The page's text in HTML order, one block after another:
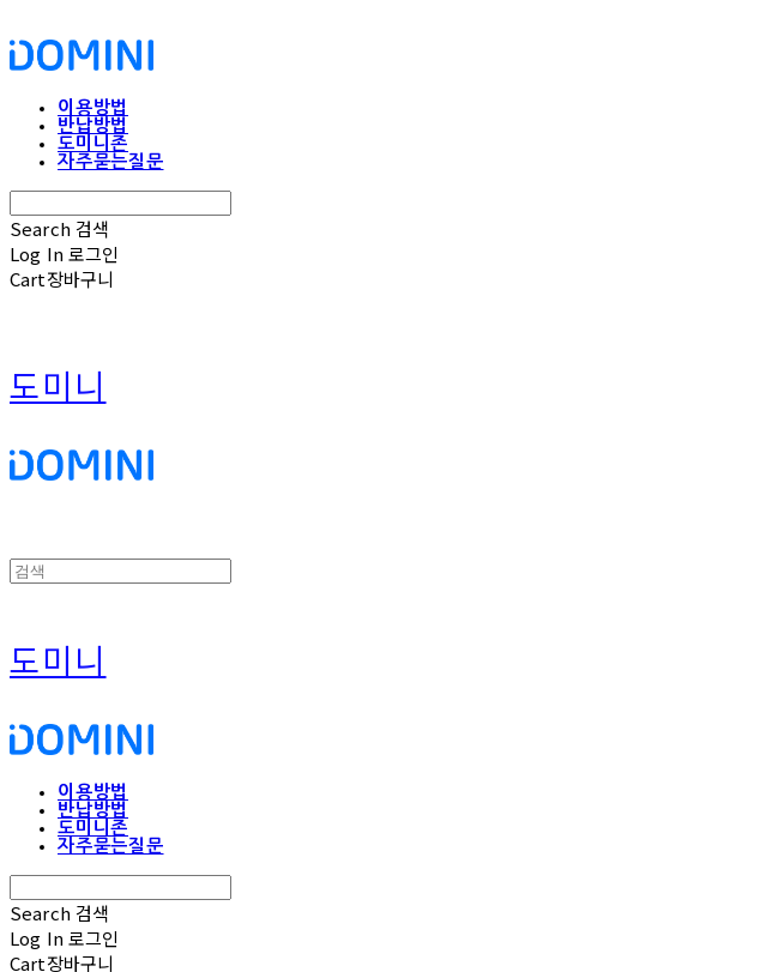
이용방법
반납방법
도미니존
자주묻는질문
Search 검색
Log In로그인
Cart장바구니
도미니
도미니
이용방법
반납방법
도미니존
자주묻는질문
Search 검색
Log In로그인
Cart장바구니